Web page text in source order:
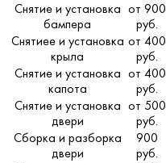
Снятие и установка
бампера
от 900
руб.
Снятиее и установка
крыла
от 400
руб.
Снятие и установка
капота
от 400
руб.
Снятие и установка
двери
от 500
руб.
Сборка и разборка
двери
900
руб.